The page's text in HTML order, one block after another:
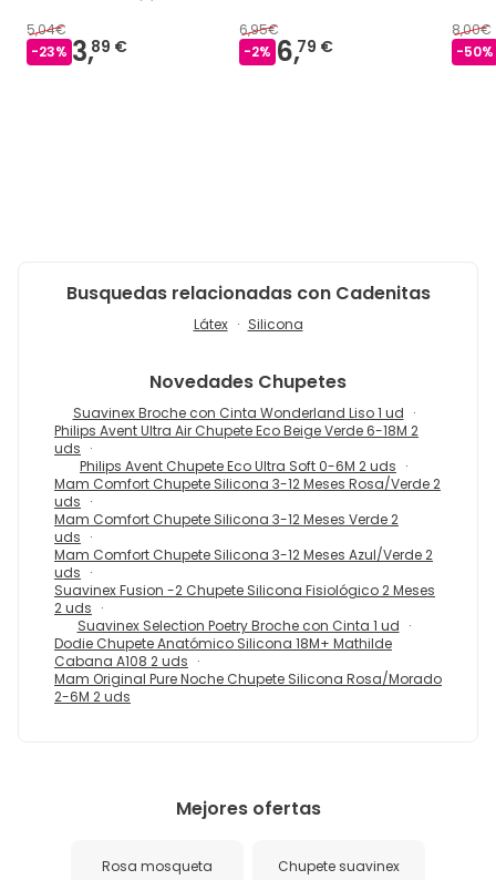
5,04€
-23% 3,89 €
6,95€
-2% 6,79 €
8,00€
-50%
Busquedas relacionadas con Cadenitas
Látex Silicona
Novedades Chupetes
Suavinex Broche con Cinta Wonderland Liso 1 ud
Philips Avent Ultra Air Chupete Eco Beige Verde 6-18M 2
uds
Philips Avent Chupete Eco Ultra Soft 0-6M 2 uds
Mam Comfort Chupete Silicona 3-12 Meses Rosa/Verde 2
uds
Mam Comfort Chupete Silicona 3-12 Meses Verde 2
uds
Mam Comfort Chupete Silicona 3-12 Meses Azul/Verde 2
uds
Suavinex Fusion -2 Chupete Silicona Fisiológico 2 Meses
2 uds
Suavinex Selection Poetry Broche con Cinta 1 ud
Dodie Chupete Anatómico Silicona 18M+ Mathilde
Cabana A108 2 uds
Mam Original Pure Noche Chupete Silicona Rosa/Morado
2-6M 2 uds
Mejores ofertas
Rosa mosqueta Chupete suavinex